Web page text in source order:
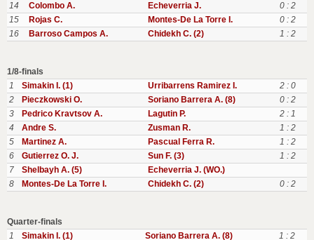
14 Colombo A. Echeverria J.
0 : 2
15
Rojas C. Montes-De La Torre I.
0 : 2
16
Barroso Campos A. Chidekh C. (2) 1 : 2
1/8-finals
1
Simakin I. (1) Urribarrens Ramirez I.
2 : 0
2
Pieczkowski O. Soriano Barrera A. (8)
0 : 2
3
Pedrico Kravtsov A. Lagutin P.
2 : 1
4
Andre S. Zusman R.
1 : 2
5
Martinez A. Pascual Ferra R.
1 : 2
6
Gutierrez O. J. Sun F. (3)
1 : 2
7
Shelbayh A. (5)
Echeverria J. (WO.)
8
Montes-De La Torre I. Chidekh C. (2) 0 : 2
Quarter-finals
1
Simakin I. (1) Soriano Barrera A. (8)
1 : 2